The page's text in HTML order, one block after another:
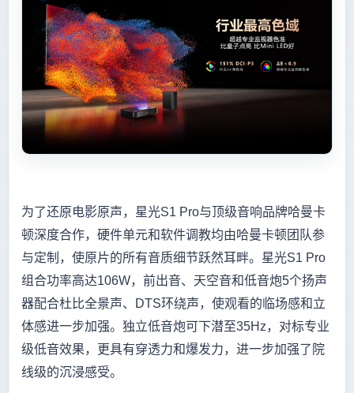
为了还原电影原声，星光S1 Pro与顶级音响品牌哈曼卡
顿深度合作，硬件单元和软件调教均由哈曼卡顿团队参
与定制，使原片的所有音质细节跃然耳畔。星光S1 Pro
组合功率高达106W，前出音、天空音和低音炮5个扬声
器配合杜比全景声、DTS环绕声，使观看的临场感和立
体感进一步加强。独立低音炮可下潜至35Hz，对标专业
级低音效果，更具有穿透力和爆发力，进一步加强了院
线级的沉浸感受。